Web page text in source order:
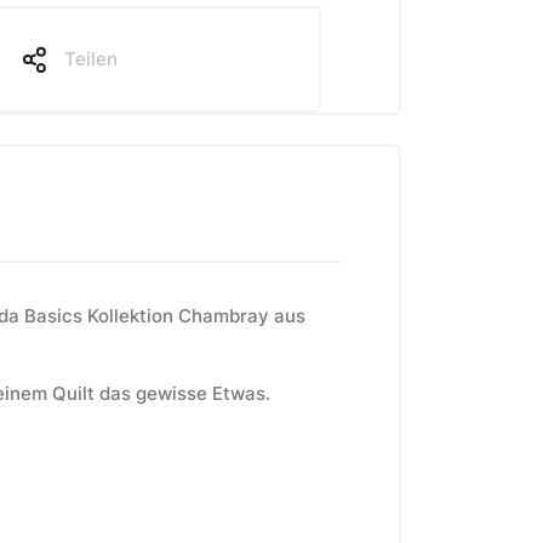
Teilen
Basics Kollektion Chambray aus
Quilt das gewisse Etwas.